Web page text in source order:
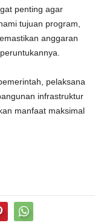
penting agar
tujuan program,
anggaran
pelaksana
infrastruktur
manfaat maksimal